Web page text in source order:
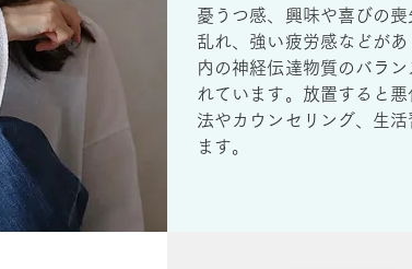
憂うつ感、興味や喜びの
乱れ、強い疲労感などが
内の神経伝達物質のバラ
れています。放置すると
法やカウンセリング、生
ます。